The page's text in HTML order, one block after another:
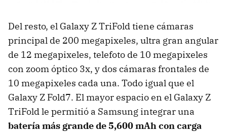
Del resto, el Galaxy Z TriFold tiene cámaras
principal de 200 megapixeles, ultra gran angular
de 12 megapixeles, telefoto de 10 megapixeles
con zoom óptico 3x, y dos cámaras frontales de
10 megapixeles cada una. Todo igual que el
Galaxy Z Fold7. El mayor espacio en el Galaxy Z
TriFold le permitió a Samsung integrar una
batería más grande de 5,600 mAh con carga